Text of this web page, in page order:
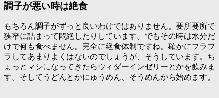
調子が悪い時は絶食
もちろん調子がずっと良いわけではありません。要所要所で
狭窄に詰まって悶絶したりしています。でもその時は水分だ
けで何も食べません。完全に絶食体制ですね。確かにフラフ
ラしてあまりよくはないのでしょうが、そうしています。ち
ょっとマシになってきたらウィダーインゼリーとかを飲みま
す。そしてうどんとかにゅうめん、そうめんから始めます。